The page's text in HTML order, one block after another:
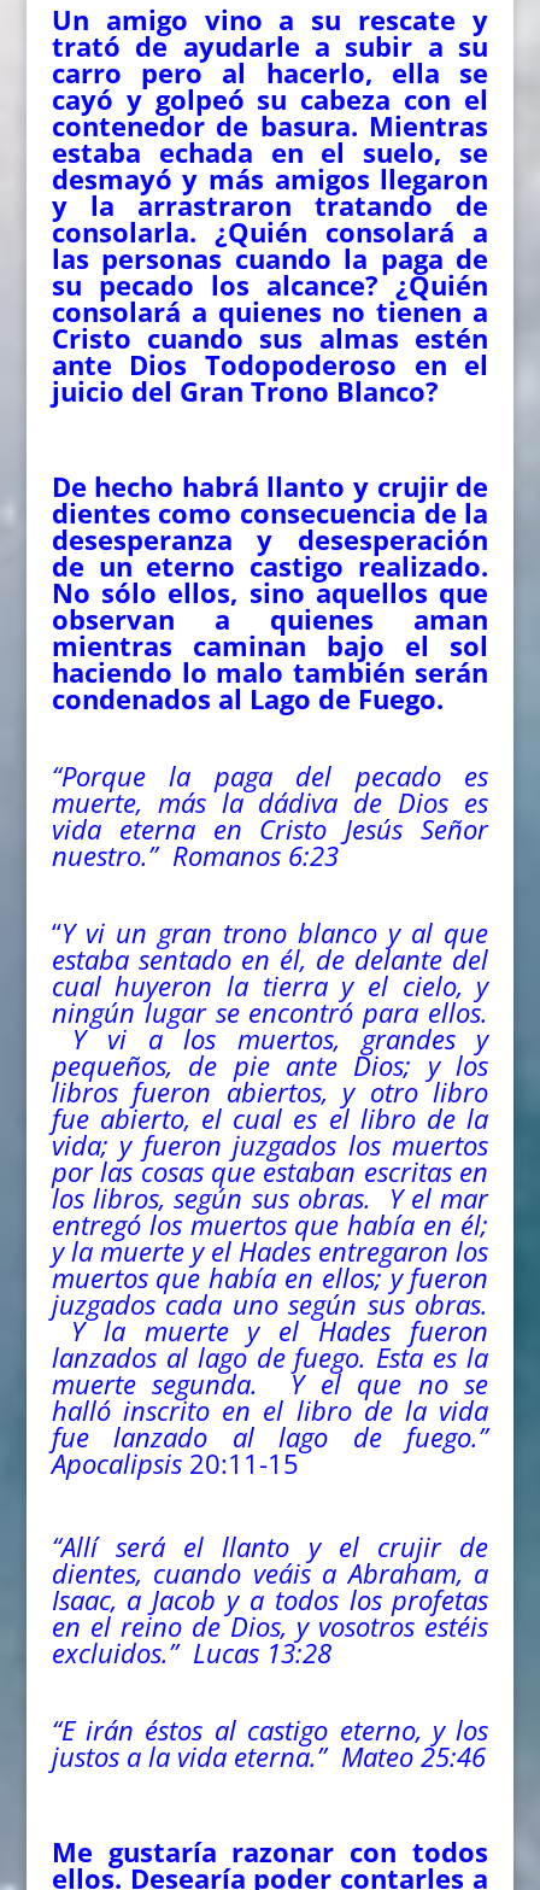
Un amigo vino a su rescate y
trató de ayudarle a subir a su
carro pero al hacerlo, ella se
cayó y golpeó su cabeza con el
contenedor de basura. Mientras
estaba echada en el suelo, se
desmayó y más amigos llegaron
y la arrastraron tratando de
consolarla. ¿Quién consolará a
las personas cuando la paga de
su pecado los alcance? ¿Quién
consolará a quienes no tienen a
Cristo cuando sus almas estén
ante Dios Todopoderoso en el
juicio del Gran Trono Blanco?
De hecho habrá llanto y crujir de
dientes como consecuencia de la
desesperanza y desesperación
de un eterno castigo realizado.
No sólo ellos, sino aquellos que
observan a quienes aman
mientras caminan bajo el sol
haciendo lo malo también serán
condenados al Lago de Fuego.
“Porque la paga del pecado es
muerte, más la dádiva de Dios es
vida eterna en Cristo Jesús Señor
nuestro.” Romanos 6:23
“Y vi un gran trono blanco y al que
estaba sentado en él, de delante del
cual huyeron la tierra y el cielo, y
ningún lugar se encontró para ellos.
Y vi a los muertos, grandes y
pequeños, de pie ante Dios; y los
libros fueron abiertos, y otro libro
fue abierto, el cual es el libro de la
vida; y fueron juzgados los muertos
por las cosas que estaban escritas en
los libros, según sus obras. Y el mar
entregó los muertos que había en él;
y la muerte y el Hades entregaron los
muertos que había en ellos; y fueron
juzgados cada uno según sus obras.
Y la muerte y el Hades fueron
lanzados al lago de fuego. Esta es la
muerte segunda. Y el que no se
halló inscrito en el libro de la vida
fue lanzado al lago de fuego.”
Apocalipsis20:11-15
“Allí será el llanto y el crujir de
dientes, cuando veáis a Abraham, a
Isaac, a Jacob y a todos los profetas
en el reino de Dios, y vosotros estéis
excluidos.” Lucas 13:28
“E irán éstos al castigo eterno, y los
justos a la vida eterna.” Mateo 25:46
Me gustaría razonar con todos
ellos. Desearía poder contarles a